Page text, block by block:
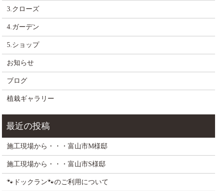
3.クローズ
4.ガーデン
5.ショップ
お知らせ
ブログ
植栽ギャラリー
施工現場から・・・富山市M様邸
施工現場から・・・富山市S様邸
🐾ドックラン🐾のご利用について